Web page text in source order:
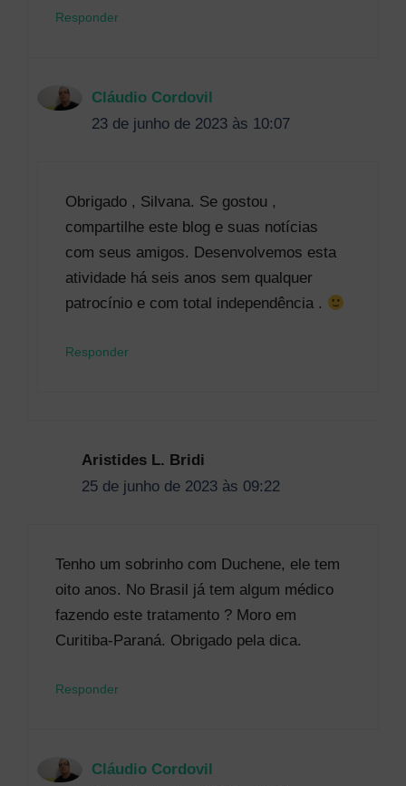
Responder
Cláudio Cordovil
23 de junho de 2023 às 10:07
Obrigado , Silvana. Se gostou ,
compartilhe este blog e suas notícias
com seus amigos. Desenvolvemos esta
atividade há seis anos sem qualquer
patrocínio e com total independência .
Responder
Aristides L. Bridi
25 de junho de 2023 às 09:22
Tenho um sobrinho com Duchene, ele tem
oito anos. No Brasil já tem algum médico
fazendo este tratamento ? Moro em
Curitiba-Paraná. Obrigado pela dica.
Responder
Cláudio Cordovil